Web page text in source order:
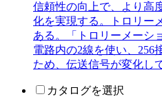
信頼性の向上で、より高
化を実現する。トロリー
ある。「トロリーメーシ
電路内の2線を使い、256
ため、伝送信号が変化し
カタログを選択